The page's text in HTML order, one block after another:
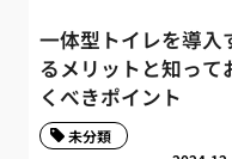
一体型トイレを導入
るメリットと知って
くべきポイント
未分類